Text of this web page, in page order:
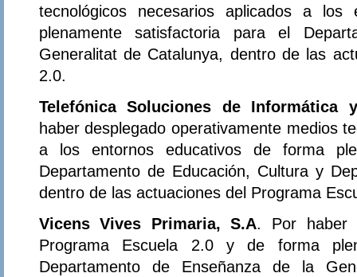
tecnológicos necesarios aplicados a los
plenamente satisfactoria para el
Generalitat de Catalunya, dentro de las
2.0.
Telefónica Soluciones de Informática
haber desplegado operativamente medios
a los entornos educativos de forma
Departamento de Educación, Cultura y
dentro de las actuaciones del Programa
Vicens Vives Primaria, S.A. Por haber
Programa Escuela 2.0 y de forma
Departamento de Enseñanza de la